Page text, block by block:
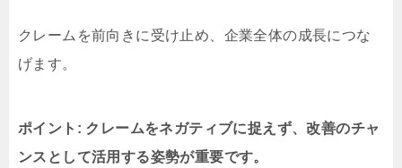
クレームを前向きに受け止め、企業全体の成長につな
げます。
ポイント: クレームをネガティブに捉えず、改善のチャ
ンスとして活用する姿勢が重要です。